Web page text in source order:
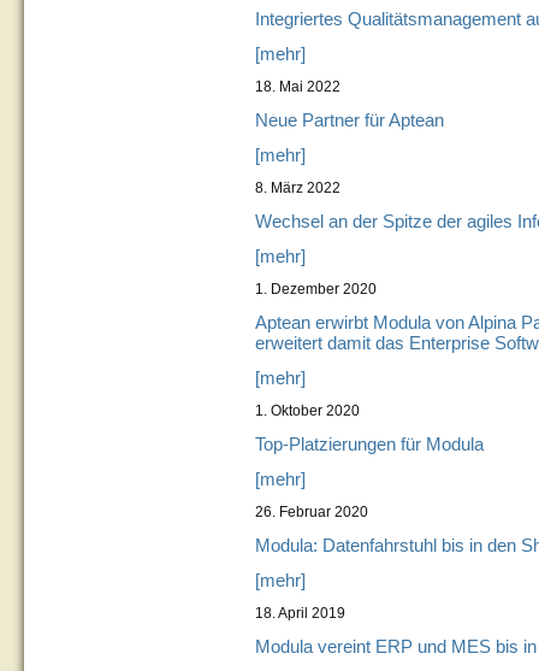
Integriertes Qualitätsmanagement
[mehr]
18. Mai 2022
Neue Partner für Aptean
[mehr]
8. März 2022
Wechsel an der Spitze der agiles
[mehr]
1. Dezember 2020
Aptean erwirbt Modula von Alpina
erweitert damit das Enterprise
[mehr]
1. Oktober 2020
Top-Platzierungen für Modula
[mehr]
26. Februar 2020
Modula: Datenfahrstuhl bis in den
[mehr]
18. April 2019
Modula vereint ERP und MES bis